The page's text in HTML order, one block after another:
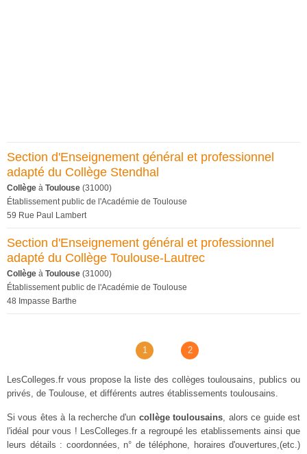
Section d'Enseignement général et professionnel
adapté du Collège Stendhal
Collège à Toulouse (31000)
Établissement public de l'Académie de Toulouse
59 Rue Paul Lambert
Section d'Enseignement général et professionnel
adapté du Collège Toulouse-Lautrec
Collège à Toulouse (31000)
Établissement public de l'Académie de Toulouse
48 Impasse Barthe
1 2
LesColleges.fr vous propose la liste des collèges toulousains, publics ou
privés, de Toulouse, et différents autres établissements toulousains.
Si vous êtes à la recherche d'un collège toulousains, alors ce guide est
l'idéal pour vous ! LesColleges.fr a regroupé les etablissements ainsi que
leurs détails : coordonnées, n° de téléphone, horaires d'ouvertures,(etc.)